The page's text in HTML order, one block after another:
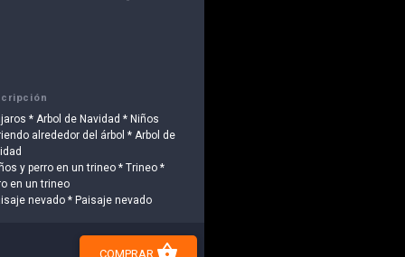
* Arbol de Navidad * Niños
alrededor del árbol * Arbol de
y perro en un trineo * Trineo *
en un trineo
nevado * Paisaje nevado
COMPRAR shopping_basket